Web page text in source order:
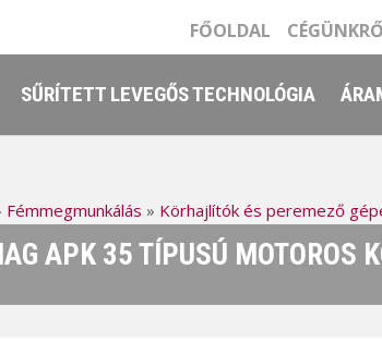
FŐOLDAL
SŰRÍTETT LEVEGŐS TECHNOLÓGIA
Fémmegmunkálás » Körhajlítók és peremező
APK 35 TÍPUSÚ MOTOROS